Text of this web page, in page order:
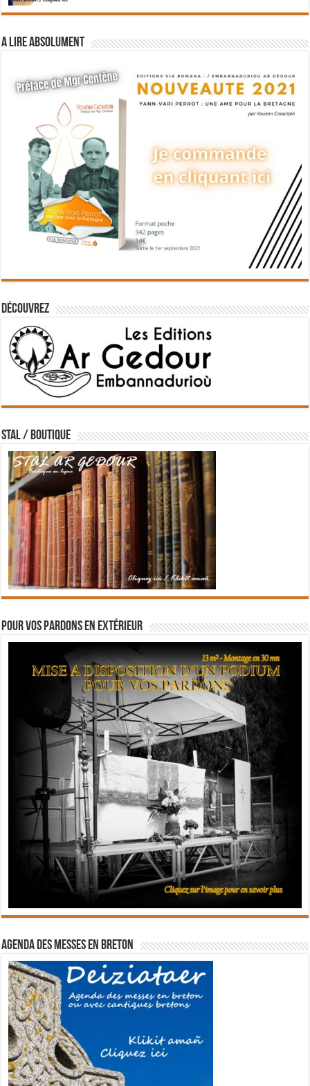
A lire absolument
Découvrez
STAL / BOUTIQUE
Pour vos pardons en extérieur
Agenda des messes en breton